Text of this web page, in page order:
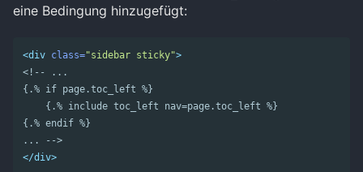
eine Bedingung hinzugefügt:
<div class="sidebar sticky">
<!-- ...
{.% if page.toc_left %}
    {.% include toc_left nav=page.toc_left %}
{.% endif %}
... -->
</div>